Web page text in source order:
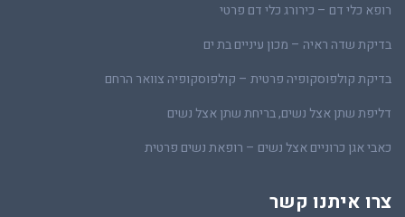
רופא כלי דם – כירורג כלי דם פרטי
בדיקת שדה ראיה – מכון עיניים בת ים
בדיקת קולפוסקופיה פרטית – קולפוסקופיה צוואר הרחם
דליפת שתן אצל נשים, בריחת שתן אצל נשים
כאבי אגן כרוניים אצל נשים – רופאת נשים פרטית
צרו איתנו קשר